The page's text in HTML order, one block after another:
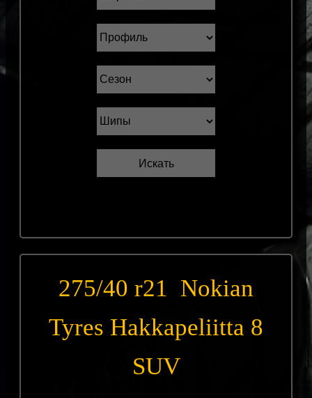
275/40 r21 Nokian
Tyres Hakkapeliitta 8
SUV